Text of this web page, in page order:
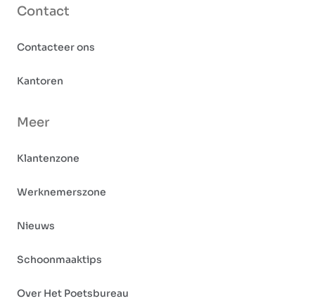
Contact
Contacteer ons
Kantoren
Meer
Klantenzone
Werknemerszone
Nieuws
Schoonmaaktips
Over Het Poetsbureau